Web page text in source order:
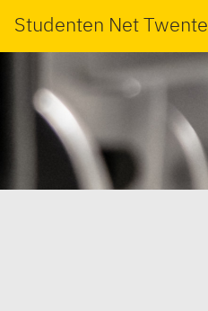
Studenten Net Twente